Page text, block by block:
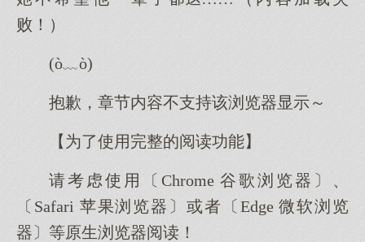
败！）
(ò﹏ò)
抱歉，章节内容不支持该浏览器显示～
【为了使用完整的阅读功能】
请考虑使用〔Chrome 谷歌浏览器〕、
〔Safari 苹果浏览器〕或者〔Edge 微软浏览
器〕等原生浏览器阅读！